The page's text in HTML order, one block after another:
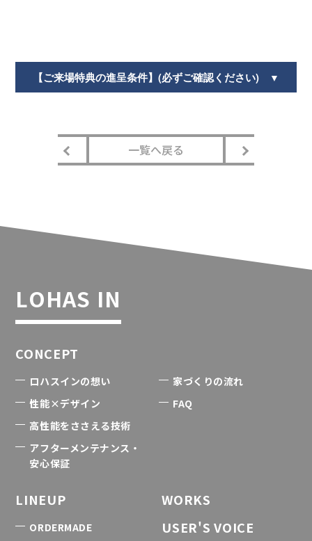
【ご来場特典の進呈条件】(必ずご確認ください) ▼
一覧へ戻る
LOHAS IN
CONCEPT
ロハスインの想い
性能×デザイン
高性能をささえる技術
アフターメンテナンス・
安心保証
家づくりの流れ
FAQ
LINEUP
ORDERMADE
WORKS
USER'S VOICE